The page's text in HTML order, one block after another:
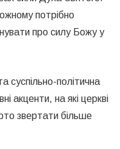
потрібно
про силу Божу у
суспільно-політична
акценти, на які церкві
звертати більше